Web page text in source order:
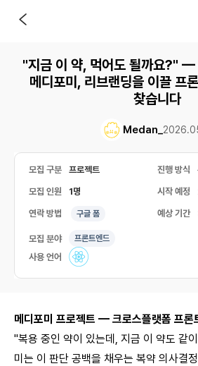
"지금 이 약, 먹어도 될까요?" —
메디포미, 리브랜딩을 이끌 프
찾습니다
Medan_
모집 구분 프로젝트 진행 방식
모집 인원 1명 시작 예정
연락 방법 구글 폼 예상 기간
모집 분야 프론트엔드
사용 언어
메디포미 프로젝트 — 크로스플랫폼 프론
"복용 중인 약이 있는데, 지금 이 약도 같
미는 이 판단 공백을 채우는 복약 의사결